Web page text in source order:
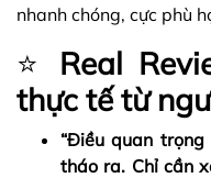
nhanh chóng, cực phù
⭐ Real
thực tế từ
“Điều quan
tháo ra. Chỉ cần